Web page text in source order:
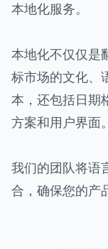
本地化服务。
本地化不仅仅是
标市场的文化、
本，还包括日期
方案和用户界面。
我们的团队将语
合，确保您的产